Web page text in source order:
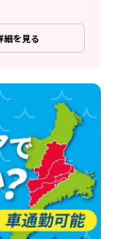
細を見る